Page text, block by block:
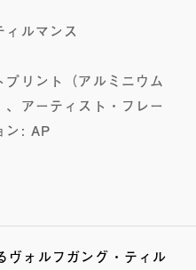
ィルマンス
プリント（アルミニウム
アーティスト・フレー
ン: AP
ヴォルフガング・ティル